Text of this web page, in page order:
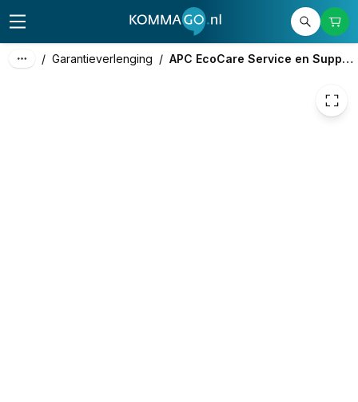
/ Garantieverlenging / APC EcoCare Service en Support
excl. btw